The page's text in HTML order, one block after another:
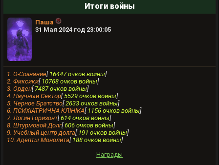
Итоги войны
Паша
31 Мая 2024 год 23:00:05
1. О-Сознание[ 16447 очков войны]
2. Фиксики[ 10768 очков войны]
3. Орден[ 7487 очков войны]
4. Научный Сектор[ 5529 очков войны]
5. Черное Братство[ 2633 очков войны]
6. ПСИХIАТРИЧНА КЛIНIКА[ 1156 очков войны]
7. Логин Горизонт[ 614 очков войны]
8. Штурмовой Долг[ 606 очков войны]
9. Учебный центр долга[ 191 очков войны]
10. Адепты Монолита[ 188 очков войны]
Награды